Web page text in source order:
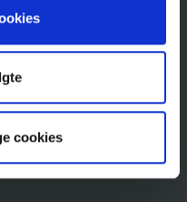
cookies
hjemmesider,